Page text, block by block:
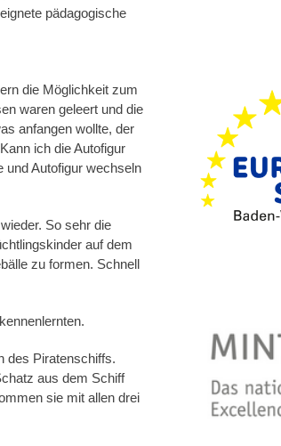
pädagogische
die Möglichkeit zum
waren geleert und die
anfangen wollte, der
ich die Autofigur
und Autofigur wechseln
So sehr die
auf dem
zu formen. Schnell
des Piratenschiffs.
aus dem Schiff
sie mit allen drei